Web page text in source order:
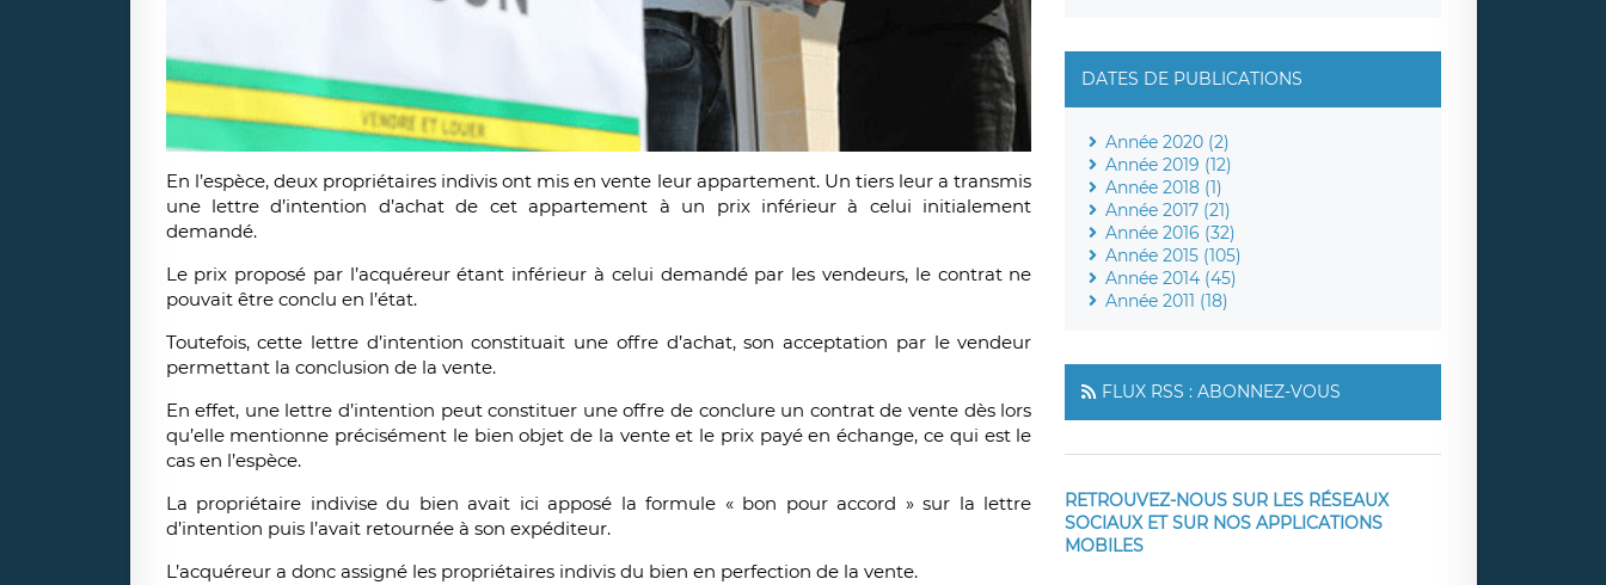
En l’espèce, deux propriétaires indivis ont mis en vente leur appartement. Un tiers leur a transmis
une lettre d’intention d’achat de cet appartement à un prix inférieur à celui initialement
demandé.
Le prix proposé par l’acquéreur étant inférieur à celui demandé par les vendeurs, le contrat ne
pouvait être conclu en l’état.
Toutefois, cette lettre d’intention constituait une offre d’achat, son acceptation par le vendeur
permettant la conclusion de la vente.
En effet, une lettre d’intention peut constituer une offre de conclure un contrat de vente dès lors
qu’elle mentionne précisément le bien objet de la vente et le prix payé en échange, ce qui est le
cas en l’espèce.
La propriétaire indivise du bien avait ici apposé la formule « bon pour accord » sur la lettre
d’intention puis l’avait retournée à son expéditeur.
L’acquéreur a donc assigné les propriétaires indivis du bien en perfection de la vente.
DATES DE PUBLICATIONS
Année 2020 (2)
Année 2019 (12)
Année 2018 (1)
Année 2017 (21)
Année 2016 (32)
Année 2015 (105)
Année 2014 (45)
Année 2011 (18)
FLUX RSS : ABONNEZ-VOUS
RETROUVEZ-NOUS SUR LES RÉSEAUX
SOCIAUX ET SUR NOS APPLICATIONS
MOBILES